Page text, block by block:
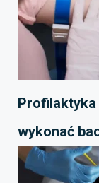
wykonać